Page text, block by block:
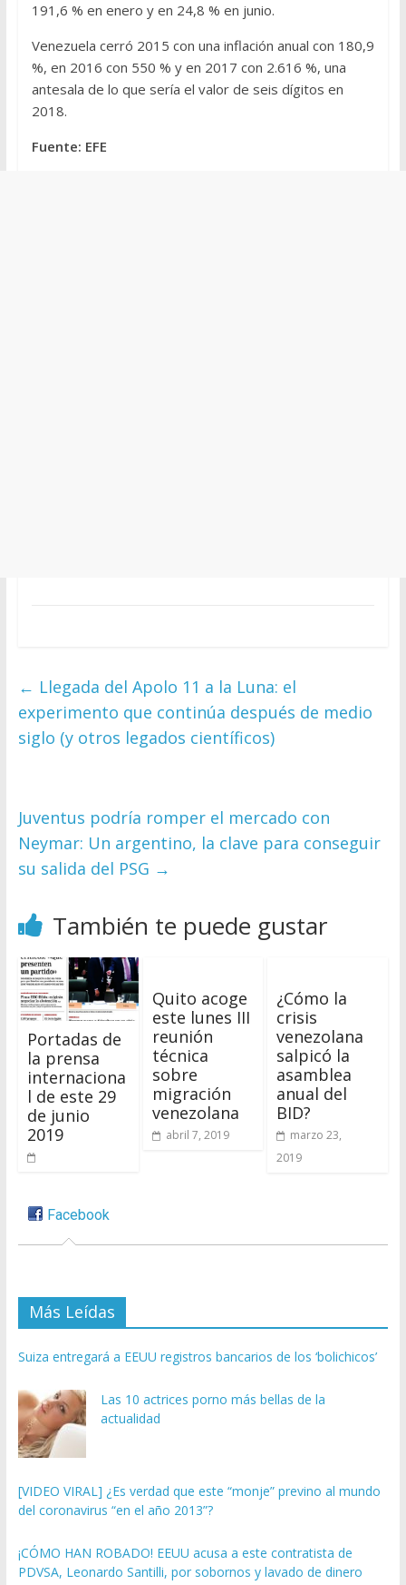
191,6 % en enero y en 24,8 % en junio.
Venezuela cerró 2015 con una inflación anual con 180,9
%, en 2016 con 550 % y en 2017 con 2.616 %, una
antesala de lo que sería el valor de seis dígitos en
2018.
Fuente: EFE
← Llegada del Apolo 11 a la Luna: el
experimento que continúa después de medio
siglo (y otros legados científicos)
Juventus podría romper el mercado con
Neymar: Un argentino, la clave para conseguir
su salida del PSG →
También te puede gustar
Portadas de
la prensa
internaciona
l de este 29
de junio
2019
Quito acoge
este lunes III
reunión
técnica
sobre
migración
venezolana
abril 7, 2019
¿Cómo la
crisis
venezolana
salpicó la
asamblea
anual del
BID?
marzo 23,
2019
Facebook
Más Leídas
Suiza entregará a EEUU registros bancarios de los ‘bolichicos’
Las 10 actrices porno más bellas de la
actualidad
[VIDEO VIRAL] ¿Es verdad que este “monje” previno al mundo
del coronavirus “en el año 2013”?
¡CÓMO HAN ROBADO! EEUU acusa a este contratista de
PDVSA, Leonardo Santilli, por sobornos y lavado de dinero